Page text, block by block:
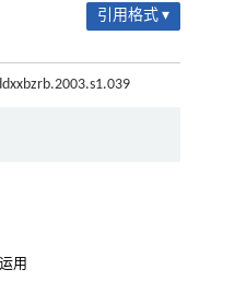
引用格式 ▾